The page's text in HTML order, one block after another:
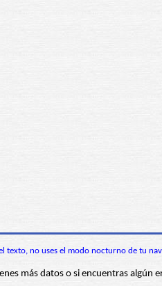
texto, no uses el modo nocturno de tu
más datos o si encuentras algún